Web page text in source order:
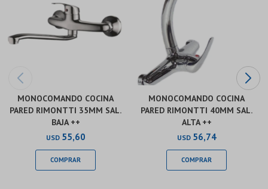
MONOCOMANDO COCINA
PARED RIMONTTI 35MM SAL.
BAJA ++
USD 55,60
MONOCOMANDO COCINA
PARED RIMONTTI 40MM SAL.
ALTA ++
USD 56,74